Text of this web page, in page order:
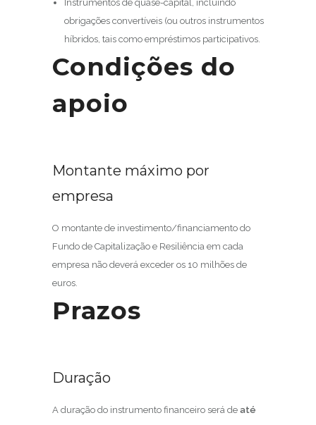
Instrumentos de quase-capital, incluindo
obrigações convertíveis (ou outros instrumentos
híbridos, tais como empréstimos participativos.
Condições do
apoio
Montante máximo por
empresa
O montante de investimento/financiamento do
Fundo de Capitalização e Resiliência em cada
empresa não deverá exceder os 10 milhões de
euros.
Prazos
Duração
A duração do instrumento financeiro será de até